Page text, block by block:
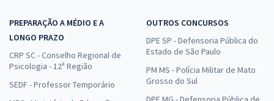
PREPARAÇÃO A MÉDIO E A
LONGO PRAZO
CRP SC - Conselho Regional de
Psicologia - 12ª Região
SEDF - Professor Temporário
OUTROS CONCURSOS
DPE SP - Defensoria Pública do
Estado de São Paulo
PM MS - Polícia Militar de Mato
Grosso do Sul